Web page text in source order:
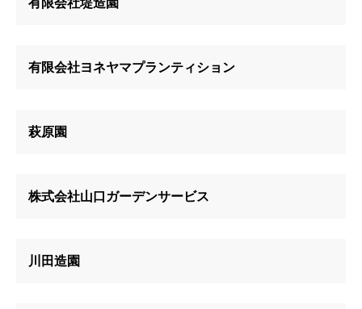
有限会社堤造園
有限会社ヨネヤマプランティション
萩原園
株式会社山口ガーデンサービス
川田造園